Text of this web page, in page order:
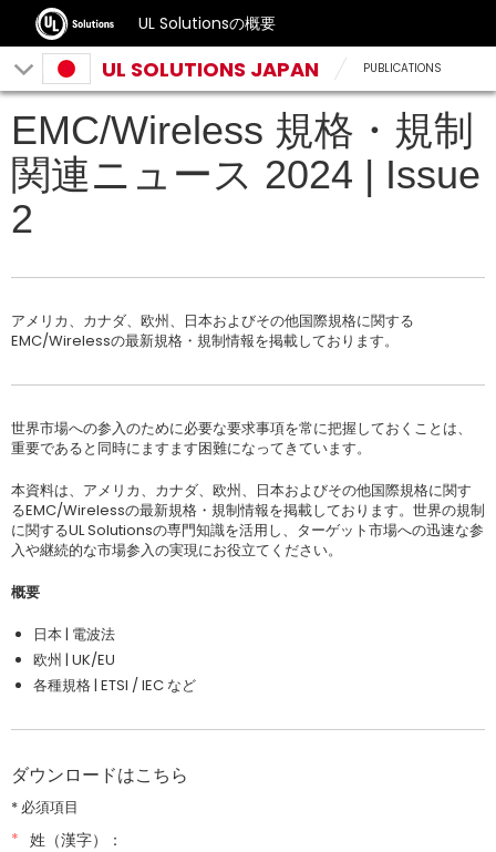
UL Solutionsの概要
UL SOLUTIONS JAPAN PUBLICATIONS
EMC/Wireless 規格・規制
関連ニュース 2024 | Issue
2
アメリカ、カナダ、欧州、日本およびその他国際規格に関する
EMC/Wirelessの最新規格・規制情報を掲載しております。
世界市場への参入のために必要な要求事項を常に把握しておくことは、
重要であると同時にますます困難になってきています。
本資料は、アメリカ、カナダ、欧州、日本およびその他国際規格に関す
るEMC/Wirelessの最新規格・規制情報を掲載しております。世界の規制
に関するUL Solutionsの専門知識を活用し、ターゲット市場への迅速な参
入や継続的な市場参入の実現にお役立てください。
概要
日本 | 電波法
欧州 | UK/EU
各種規格 | ETSI / IEC など
ダウンロードはこちら
* 必須項目
* 姓（漢字）：